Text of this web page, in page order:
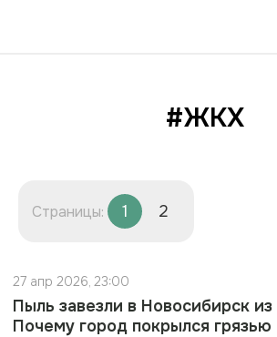
#ЖКХ
Страницы: 1 2
27 апр 2026, 23:00
Пыль завезли в Новосибирск
Почему город покрылся грязью